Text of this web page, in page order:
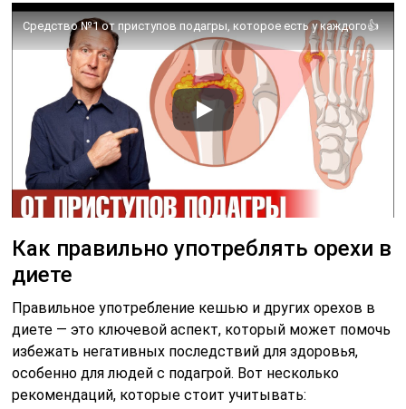
Средство №1 от приступов подагры, которое есть у каждого👍
Как правильно употреблять орехи в
диете
Правильное употребление кешью и других орехов в
диете — это ключевой аспект, который может помочь
избежать негативных последствий для здоровья,
особенно для людей с подагрой. Вот несколько
рекомендаций, которые стоит учитывать: